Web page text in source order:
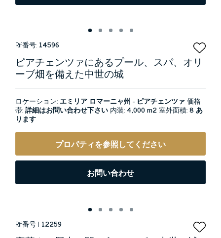
Rif番号: 14596
ピアチェンツァにあるプール、スパ、オリ
ーブ畑を備えた中世の城
ロケーション: エミリア ロマーニャ州 - ピアチェンツァ 価格
帯:詳細はお問い合わせ下さい 内装: 4,000 m2室外面積:8 あ
ります
プロパティを参照してください
お問い合わせ
Rif番号 | 12259